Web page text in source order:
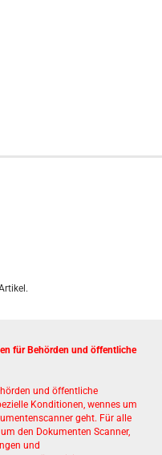
für Behörden und öffentliche
und öffentliche
Konditionen, wennes um
geht. Für alle
den Dokumenten Scanner,
und